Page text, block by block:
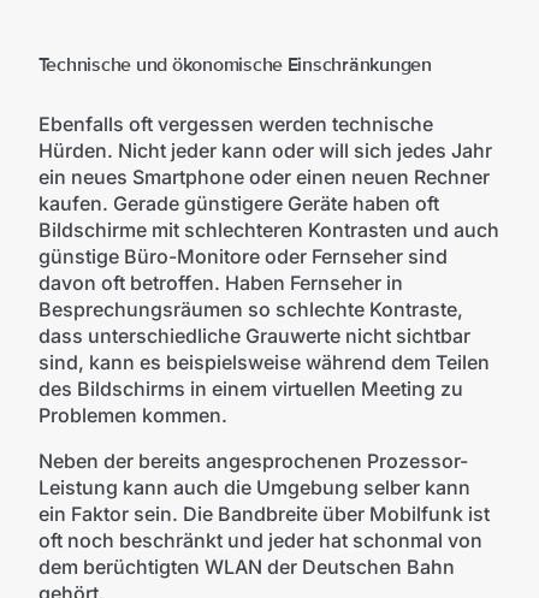
Technische und ökonomische Einschränkungen
Ebenfalls oft vergessen werden technische
Hürden. Nicht jeder kann oder will sich jedes Jahr
ein neues Smartphone oder einen neuen Rechner
kaufen. Gerade günstigere Geräte haben oft
Bildschirme mit schlechteren Kontrasten und auch
günstige Büro-Monitore oder Fernseher sind
davon oft betroffen. Haben Fernseher in
Besprechungsräumen so schlechte Kontraste,
dass unterschiedliche Grauwerte nicht sichtbar
sind, kann es beispielsweise während dem Teilen
des Bildschirms in einem virtuellen Meeting zu
Problemen kommen.
Neben der bereits angesprochenen Prozessor-
Leistung kann auch die Umgebung selber kann
ein Faktor sein. Die Bandbreite über Mobilfunk ist
oft noch beschränkt und jeder hat schonmal von
dem berüchtigten WLAN der Deutschen Bahn
gehört.